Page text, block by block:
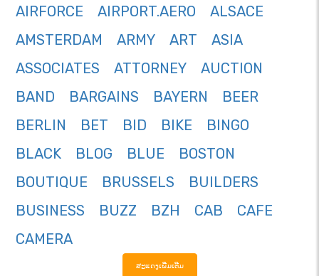
AIRFORCE
AIRPORT.AERO
ALSACE
AMSTERDAM
ARMY ART
ASIA
ASSOCIATES
ATTORNEY
AUCTION
BAND
BARGAINS BAYERN
BEER
BERLIN
BET BID BIKE
BINGO
BLACK
BLOG BLUE
BOSTON
BOUTIQUE
BRUSSELS
BUILDERS
BUSINESS
BUZZ BZH CAB
CAFE
CAMERA
ສະແດງເພີ່ມເຕີມ